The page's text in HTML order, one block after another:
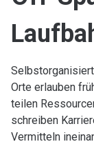
Orte erlauben
teilen
schreiben
Vermitteln